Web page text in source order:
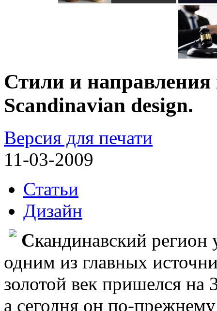
Стили и направления
Scandinavian design.
Версия для печати
11-03-2009
Статьи
Дизайн
Скандинавский регион
одним из главных
золотой век пришелся на
а сегодня он по-